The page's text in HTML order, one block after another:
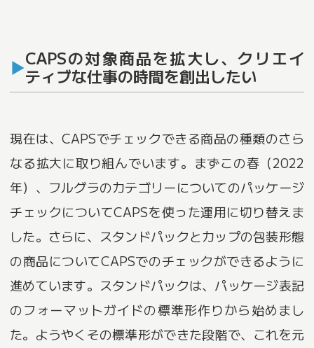
CAPSの対象商品を拡大し、クリエイ
ティブな仕事の時間を創出したい
現在は、CAPSでチェックできる商品の種類のさら
なる拡大に取り組んでいます。まずこの春（2022
年）、フルグラのカテゴリーについてのパッケージ
チェックについてCAPSを使った運用に切り替えま
した。さらに、スタンドパックとカップの包装形態
の商品についてCAPSでのチェックができるように
進めています。スタンドパックは、パッケージ表記
のフォーマットガイドの標準形作りから始めまし
た。ようやくその標準形ができた段階で、これを元